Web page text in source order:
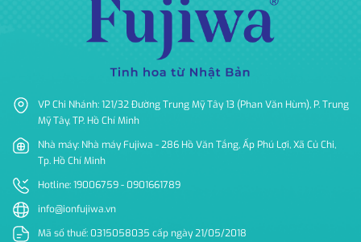
VP Chi Nhánh: 121/32 Đường Trung Mỹ Tây 13 (Phan Văn Hùm), P. Trung
Mỹ Tây, TP. Hồ Chí Minh
Nhà máy: Nhà máy Fujiwa - 286 Hồ Văn Tắng, Ấp Phú Lợi, Xã Củ Chi,
Tp. Hồ Chí Minh
Hotline: 19006759 - 0901661789
info@ionfujiwa.vn
Mã số thuế: 0315058035 cấp ngày 21/05/2018